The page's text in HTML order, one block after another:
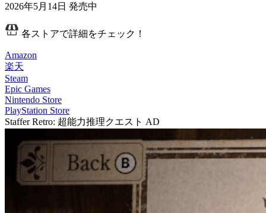
2026年5月14日 発売中
各ストアで詳細をチェック！
Amazon
楽天
Steam
Epic Games
Nintendo Store
PlayStation Store
Staffer Retro: 超能力推理クエスト AD